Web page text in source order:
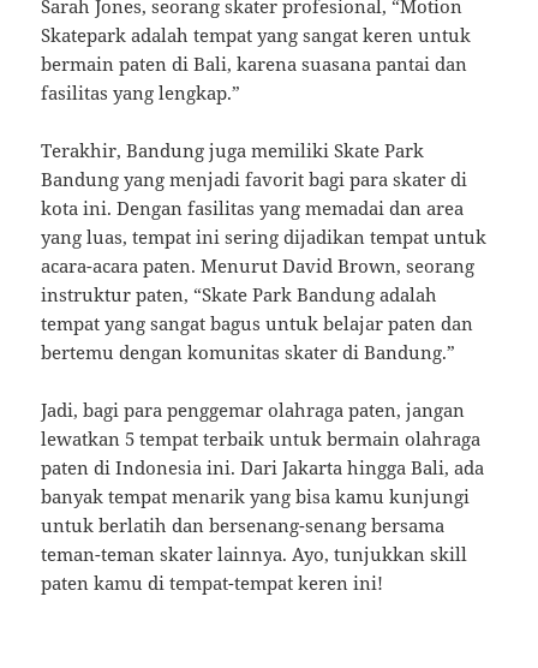
Sarah Jones, seorang skater profesional, “Motion
Skatepark adalah tempat yang sangat keren untuk
bermain paten di Bali, karena suasana pantai dan
fasilitas yang lengkap.”
Terakhir, Bandung juga memiliki Skate Park
Bandung yang menjadi favorit bagi para skater di
kota ini. Dengan fasilitas yang memadai dan area
yang luas, tempat ini sering dijadikan tempat untuk
acara-acara paten. Menurut David Brown, seorang
instruktur paten, “Skate Park Bandung adalah
tempat yang sangat bagus untuk belajar paten dan
bertemu dengan komunitas skater di Bandung.”
Jadi, bagi para penggemar olahraga paten, jangan
lewatkan 5 tempat terbaik untuk bermain olahraga
paten di Indonesia ini. Dari Jakarta hingga Bali, ada
banyak tempat menarik yang bisa kamu kunjungi
untuk berlatih dan bersenang-senang bersama
teman-teman skater lainnya. Ayo, tunjukkan skill
paten kamu di tempat-tempat keren ini!